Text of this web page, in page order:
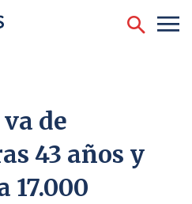
de
43 años y
17.000